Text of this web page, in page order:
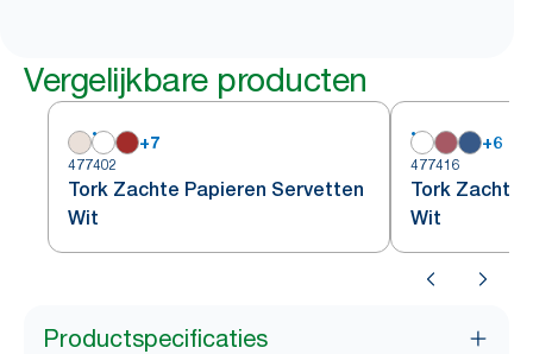
Vergelijkbare producten
+7
477402
Tork Zachte Papieren Servetten
Wit
+6
477416
Tork Zachte
Wit
Productspecificaties